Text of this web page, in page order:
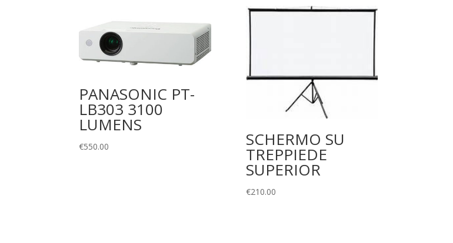
PANASONIC PT-
LB303 3100
LUMENS
€550.00 SCHERMO SU
TREPPIEDE
SUPERIOR
€210.00